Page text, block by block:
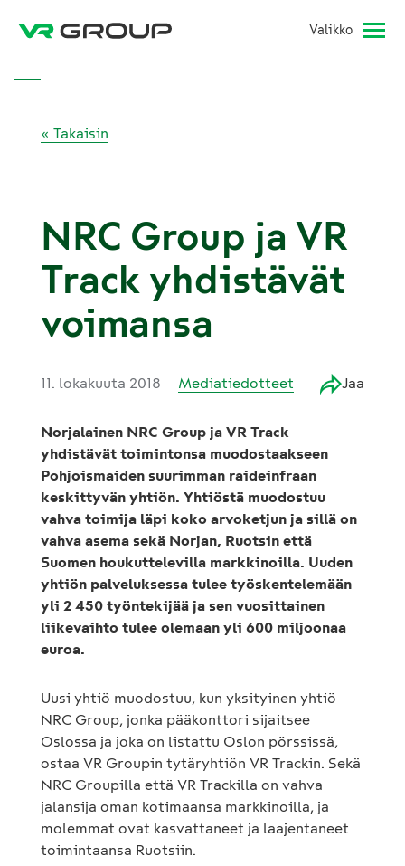
Valikko
« Takaisin
NRC Group ja VR
Track yhdistävät
voimansa
11. lokakuuta 2018 Mediatiedotteet Jaa
Norjalainen NRC Group ja VR Track
yhdistävät toimintonsa muodostaakseen
Pohjoismaiden suurimman raideinfraan
keskittyvän yhtiön. Yhtiöstä muodostuu
vahva toimija läpi koko arvoketjun ja sillä on
vahva asema sekä Norjan, Ruotsin että
Suomen houkuttelevilla markkinoilla. Uuden
yhtiön palveluksessa tulee työskentelemään
yli 2 450 työntekijää ja sen vuosittainen
liikevaihto tulee olemaan yli 600 miljoonaa
euroa.
Uusi yhtiö muodostuu, kun yksityinen yhtiö
NRC Group, jonka pääkonttori sijaitsee
Oslossa ja joka on listattu Oslon pörssissä,
ostaa VR Groupin tytäryhtiön VR Trackin. Sekä
NRC Groupilla että VR Trackilla on vahva
jalansija oman kotimaansa markkinoilla, ja
molemmat ovat kasvattaneet ja laajentaneet
toimintaansa Ruotsiin.